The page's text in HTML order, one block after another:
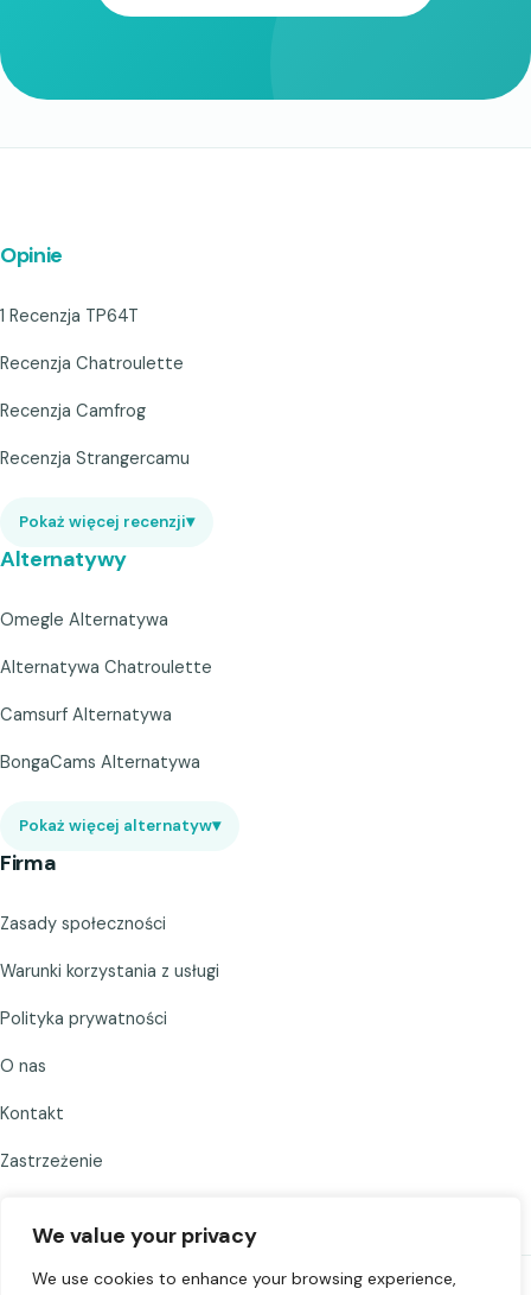
We value your privacy
We use cookies to enhance your browsing experience,
Opinie
1 Recenzja TP64T
Recenzja Chatroulette
Recenzja Camfrog
Recenzja Strangercamu
Pokaż więcej recenzji▾
Alternatywy
Omegle Alternatywa
Alternatywa Chatroulette
Camsurf Alternatywa
BongaCams Alternatywa
Pokaż więcej alternatyw▾
Firma
Zasady społeczności
Warunki korzystania z usługi
Polityka prywatności
O nas
Kontakt
Zastrzeżenie